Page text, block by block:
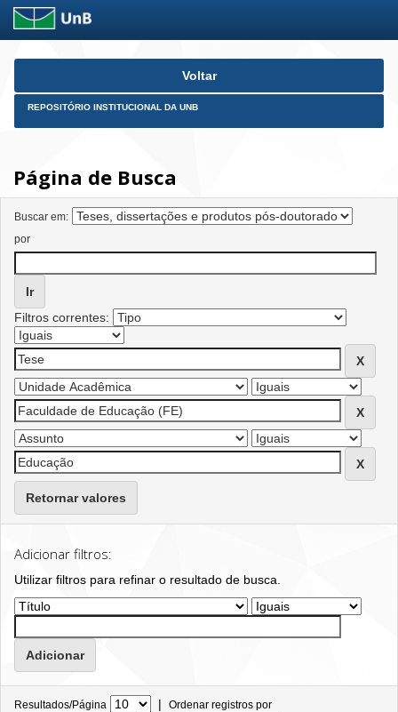
Skip
Voltar
REPOSITÓRIO INSTITUCIONAL DA UNB
Página de Busca
Buscar em:
por
Filtros correntes:
Retornar valores
Adicionar filtros:
Utilizar filtros para refinar o resultado de busca.
Resultados/Página | Ordenar registros por